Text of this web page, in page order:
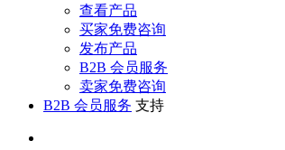
查看产品
买家免费咨询
发布产品
B2B 会员服务
卖家免费咨询
B2B 会员服务 支持